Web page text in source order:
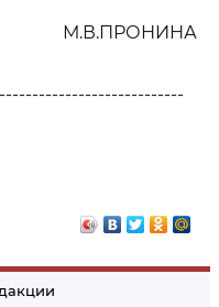
М.В.ПРОНИНА